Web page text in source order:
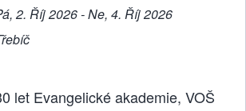
2. Říj 2026 - Ne, 4. Říj 2026
let Evangelické akademie, VOŠ